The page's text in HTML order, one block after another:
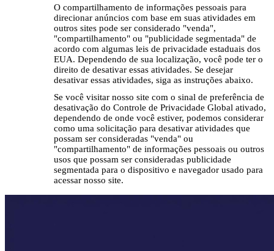
O compartilhamento de informações pessoais para
direcionar anúncios com base em suas atividades em
outros sites pode ser considerado "venda",
"compartilhamento" ou "publicidade segmentada" de
acordo com algumas leis de privacidade estaduais dos
EUA. Dependendo de sua localização, você pode ter o
direito de desativar essas atividades. Se desejar
desativar essas atividades, siga as instruções abaixo.
Se você visitar nosso site com o sinal de preferência de
desativação do Controle de Privacidade Global ativado,
dependendo de onde você estiver, podemos considerar
como uma solicitação para desativar atividades que
possam ser consideradas "venda" ou
"compartilhamento" de informações pessoais ou outros
usos que possam ser consideradas publicidade
segmentada para o dispositivo e navegador usado para
acessar nosso site.